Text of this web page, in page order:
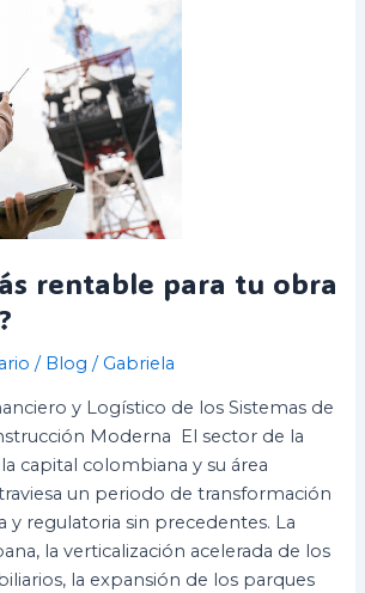
rentable para tu obra
/ Blog / Gabriela
y Logístico de los Sistemas de
Moderna El sector de la
capital colombiana y su área
un periodo de transformación
y regulatoria sin precedentes. La
la verticalización acelerada de los
la expansión de los parques